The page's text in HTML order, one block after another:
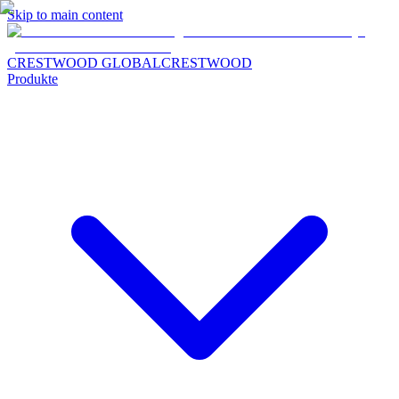
Skip to main content
CRESTWOOD GLOBALCRESTWOOD
Produkte